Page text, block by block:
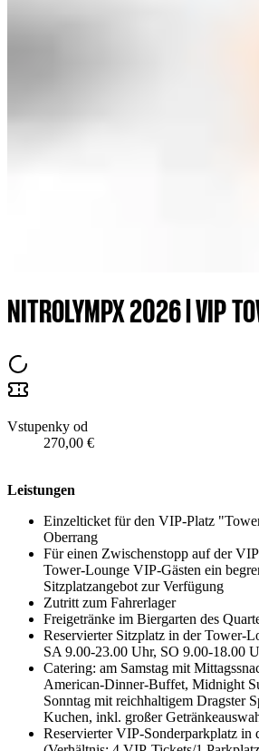
NITROLYMPX 2026 | VIP
Vstupenky od
270,00 €
Leistungen
Einzelticket für den VIP-Platz
Oberrang
Für einen Zwischenstopp auf der
Tower-Lounge VIP-Gästen ein
Sitzplatzangebot zur Verfügung
Zutritt zum Fahrerlager
Freigetränke im Biergarten des
Reservierter Sitzplatz in der Tower-
SA 9.00-23.00 Uhr, SO 9.00-18.00
Catering: am Samstag mit
American-Dinner-Buffet, Midnight
Sonntag mit reichhaltigem Dragster
Kuchen, inkl. großer
Reservierter VIP-Sonderparkplatz in